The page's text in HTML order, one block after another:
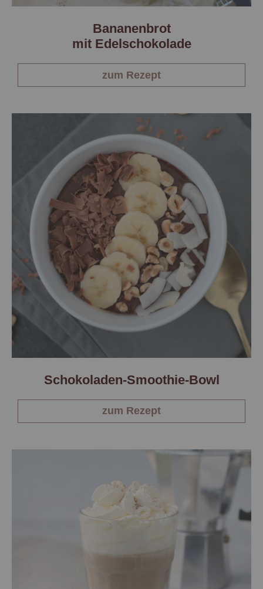
Bananenbrot
mit Edelschokolade
zum Rezept
Schokoladen-Smoothie-Bowl
zum Rezept